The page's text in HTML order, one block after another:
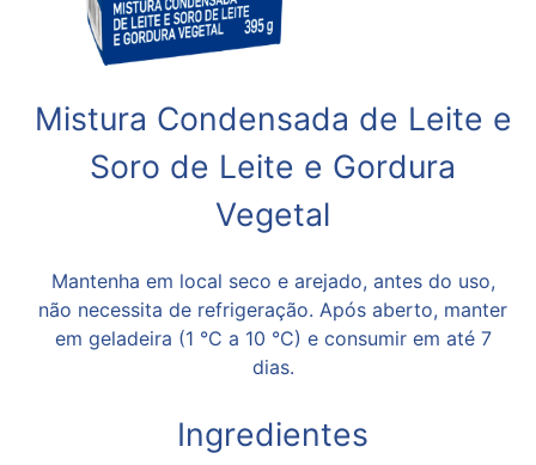
Mistura Condensada de Leite e
Soro de Leite e Gordura
Vegetal
Mantenha em local seco e arejado, antes do uso,
não necessita de refrigeração. Após aberto, manter
em geladeira (1 °C a 10 °C) e consumir em até 7
dias.
Ingredientes